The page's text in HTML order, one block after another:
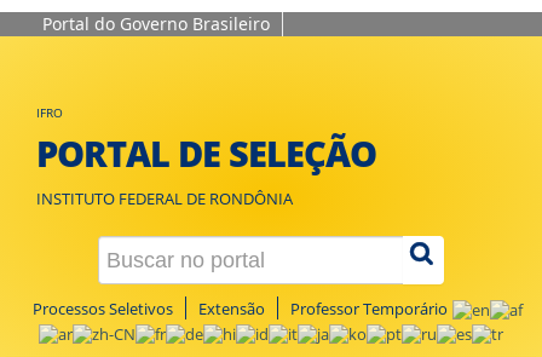
Portal do Governo Brasileiro
IFRO
PORTAL DE SELEÇÃO
INSTITUTO FEDERAL DE RONDÔNIA
Processos Seletivos Extensão Professor Temporário